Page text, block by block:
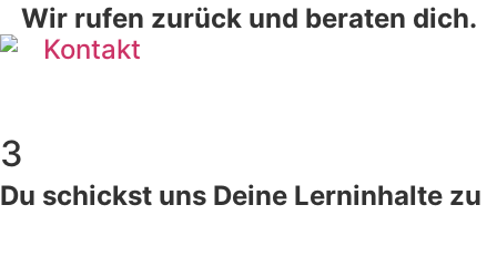
Wir rufen zurück und beraten dich.
3
Du schickst uns Deine Lerninhalte zu